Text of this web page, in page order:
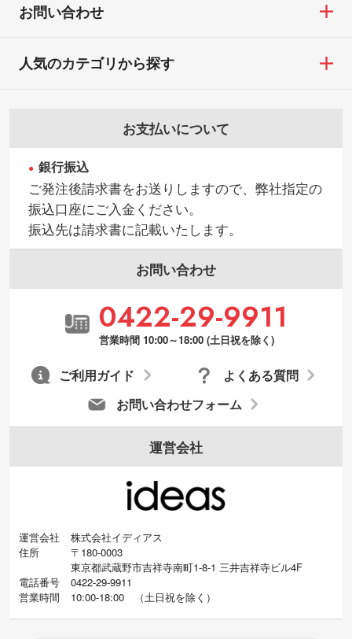
お問い合わせ
お支払いについて
銀行振込
ご発注後請求書をお送りしますので、弊社指定の
振込口座にご入金ください。
振込先は請求書に記載いたします。
お問い合わせ
0422-29-9911
営業時間 10:00～18:00 (土日祝を除く)
お問い合わせフォーム
よくある質問
ご利用ガイド
運営会社
運営会社
株式会社イディアス
住所
〒180-0003
東京都武蔵野市吉祥寺南町1-8-1 三井吉祥寺ビル4F
電話番号
0422-29-9911
営業時間
10:00-18:00 （土日祝を除く）
人気のカテゴリから探す